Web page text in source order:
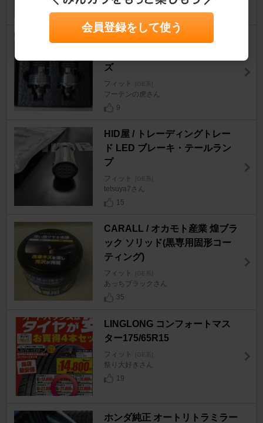
HID屋 / トレーディングトレー
ズ
フィット [GE系]
フーテンの虎さん
9
HID屋 / トレーディングトレー
ド LED ブレーキ・テールラン
プ
フィット [GE系]
tetsuya7さん
15
CARALL / オカモト産業 煌ブラ
ック ソリッド(黒専用固形コー
ティング)
フィット [GE系]
あっちブラックさん
35
LINGLONG コンフォートマス
ター175/65R15
フィット [GE系]
祭り大好きさん
19
ホンダ純正 オートリトラミラー
会員登録をして使う